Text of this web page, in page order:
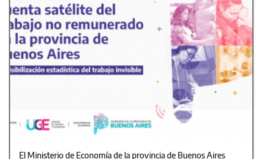
El Ministerio de Economía de la provincia de Buenos Aires